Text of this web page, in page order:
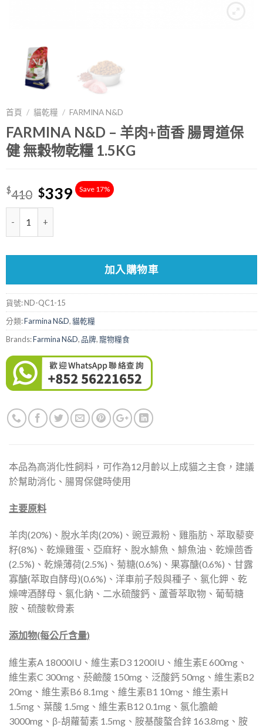
首頁 / 貓乾糧 / FARMINA N&D
FARMINA N&D – 羊肉+茴香 腸胃道保
健 無穀物乾糧 1.5KG
$410 $339 Save 17%
加入購物車
貨號:ND-QC1-15
分類:Farmina N&D,貓乾糧
Brands:Farmina N&D, 品牌,寵物糧食
本品為高消化性飼料，可作為12月齡以上成貓之主食，建議
於幫助消化、腸胃保健時使用
主要原料
羊肉(20%)、脫水羊肉(20%)、豌豆澱粉、雞脂肪、萃取藜麥
籽(8%)、乾燥雞蛋、亞麻籽、脫水鯡魚、鯡魚油、乾燥茴香
(2.5%)、乾燥薄荷(2.5%)、菊糖(0.6%)、果寡醣(0.6%)、甘露
寡醣(萃取自酵母)(0.6%)、洋車前子殼與種子、氯化鉀、乾
燥啤酒酵母、氯化鈉、二水硫酸鈣、蘆薈萃取物、葡萄糖
胺、硫酸軟骨素
添加物(每公斤含量)
維生素A 18000IU、維生素D3 1200IU、維生素E 600mg、
維生素C 300mg、菸鹼酸 150mg、泛酸鈣 50mg、維生素B2
20mg、維生素B6 8.1mg、維生素B1 10mg、維生素H
1.5mg、葉酸 1.5mg、維生素B12 0.1mg、氯化膽鹼
3000mg、β-胡蘿蔔素 1.5mg、胺基酸螯合鋅 163.8mg、胺